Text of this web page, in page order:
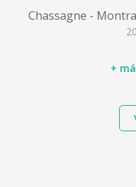
Chassagne -
+